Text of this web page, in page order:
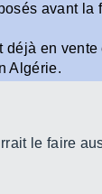
avant la
déjà en vente
Algérie.
le faire